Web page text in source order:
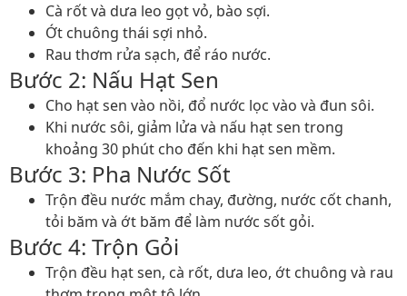
Cà rốt và dưa leo gọt vỏ, bào sợi.
Ớt chuông thái sợi nhỏ.
Rau thơm rửa sạch, để ráo nước.
Bước 2: Nấu Hạt Sen
Cho hạt sen vào nồi, đổ nước lọc vào và đun sôi.
Khi nước sôi, giảm lửa và nấu hạt sen trong
khoảng 30 phút cho đến khi hạt sen mềm.
Bước 3: Pha Nước Sốt
Trộn đều nước mắm chay, đường, nước cốt chanh,
tỏi băm và ớt băm để làm nước sốt gỏi.
Bước 4: Trộn Gỏi
Trộn đều hạt sen, cà rốt, dưa leo, ớt chuông và rau